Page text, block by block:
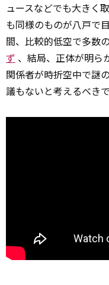
ュースなどでも大きく
も同様のものが八戸で
間、比較的低空で多数
ず 、結局、正体が明ら
関係者が時折空中で謎
議もないと考えるべきで